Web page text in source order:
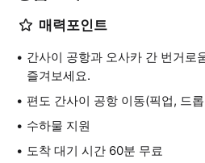
매력포인트
간사이 공항과 오사카 간 번거로
즐겨보세요.
편도 간사이 공항 이동(픽업, 드
수하물 지원
도착 대기 시간 60분 무료